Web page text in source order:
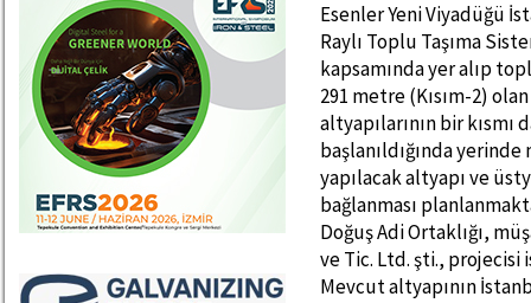
Esenler Yeni Viyadüğü
Raylı Toplu Taşıma
kapsamında yer alıp
291 metre (Kısım-2)
altyapılarının bir
başlanıldığında
yapılacak altyapı ve
bağlanması
Doğuş Adi Ortaklığı,
ve Tic. Ltd. şti., projecisi
Mevcut altyapının